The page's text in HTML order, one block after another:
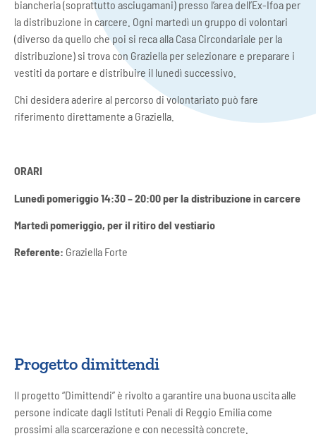
biancheria (soprattutto asciugamani) presso l’area dell’Ex-Ifoa per
la distribuzione in carcere. Ogni martedì un gruppo di volontari
(diverso da quello che poi si reca alla Casa Circondariale per la
distribuzione) si trova con Graziella per selezionare e preparare i
vestiti da portare e distribuire il lunedì successivo.
Chi desidera aderire al percorso di volontariato può fare
riferimento direttamente a Graziella.
ORARI
Lunedì pomeriggio 14:30 – 20:00 per la distribuzione in carcere
Martedì pomeriggio, per il ritiro del vestiario
Referente: Graziella Forte
Progetto dimittendi
Il progetto “Dimittendi” è rivolto a garantire una buona uscita alle
persone indicate dagli Istituti Penali di Reggio Emilia come
prossimi alla scarcerazione e con necessità concrete.